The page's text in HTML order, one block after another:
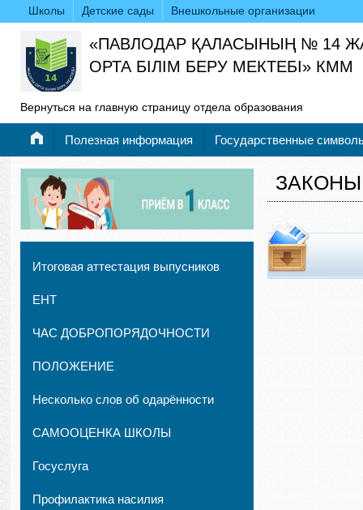
Школы Детские сады Внешкольные организации
«ПАВЛОДАР ҚАЛАСЫНЫҢ № 14
ОРТА БІЛІМ БЕРУ МЕКТЕБІ» КММ
Вернуться на главную страницу отдела образования
Полезная информация Государственные
Итоговая аттестация выпусников
ЕНТ
ЧАС ДОБРОПОРЯДОЧНОСТИ
ПОЛОЖЕНИЕ
Несколько слов об одарённости
САМООЦЕНКА ШКОЛЫ
Госуслуга
Профилактика насилия
ЗАКОНЫ